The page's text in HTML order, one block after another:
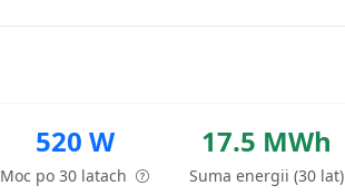
520 W
Moc po 30 latach
17.5 MWh
Suma energii (30 lat)